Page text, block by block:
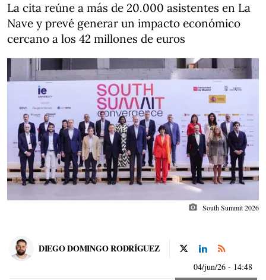
La cita reúne a más de 20.000 asistentes en La
Nave y prevé generar un impacto económico
cercano a los 42 millones de euros
photo_camera South Summit 2026
DIEGO DOMINGO RODRÍGUEZ
04/jun/26 - 14:48